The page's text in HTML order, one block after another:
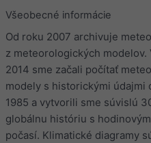
Všeobecné informácie
Od roku 2007 archivuje
z meteorologických modelov.
2014 sme začali počítať
modely s historickými údajmi
1985 a vytvorili sme súvislú
globálnu históriu s
počasí. Klimatické diagramy